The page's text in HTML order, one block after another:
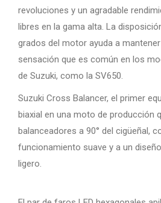
revoluciones y un agradable
libres en la gama alta. La
grados del motor ayuda a
sensación que es común en los
de Suzuki, como la SV650.
Suzuki Cross Balancer, el primer
biaxial en una moto de producción
balanceadores a 90° del cigüeñal,
funcionamiento suave y a un
ligero.